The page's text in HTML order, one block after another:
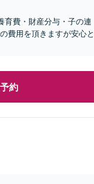
育費・財産分与・子の連
費用を頂きますが安心と
約